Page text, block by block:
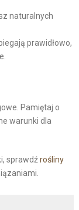
naturalnych
prawidłowo,
Pamiętaj o
warunki dla
sprawdźrośliny